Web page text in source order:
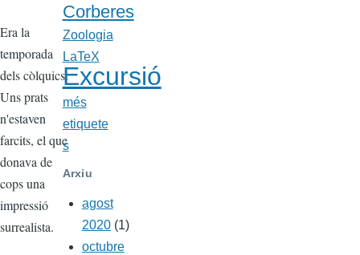
Era la
temporada
dels còlquics.
Uns prats
n'estaven
farcits, el que
donava de
cops una
impressió
surrealista.
Corberes
Zoologia
LaTeX
Excursió
més
etiquete
s
Arxiu
agost
2020(1)
octubre